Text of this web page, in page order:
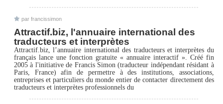
par francissimon
Attractif.biz, l'annuaire international des
traducteurs et interprètes
Attractif.biz, l’annuaire international des traducteurs et interprètes du
français lance une fonction gratuite « annuaire interactif ». Créé fin
2005 à l'initiative de Francis Simon (traducteur indépendant résidant à
Paris, France) afin de permettre à des institutions, associations,
entreprises et particuliers du monde entier de contacter directement des
traducteurs et interprètes professionnels du